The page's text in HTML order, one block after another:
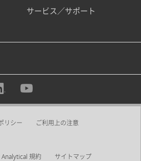
サービス／サポート
リシー ご利用上の注意
規約 サイトマップ